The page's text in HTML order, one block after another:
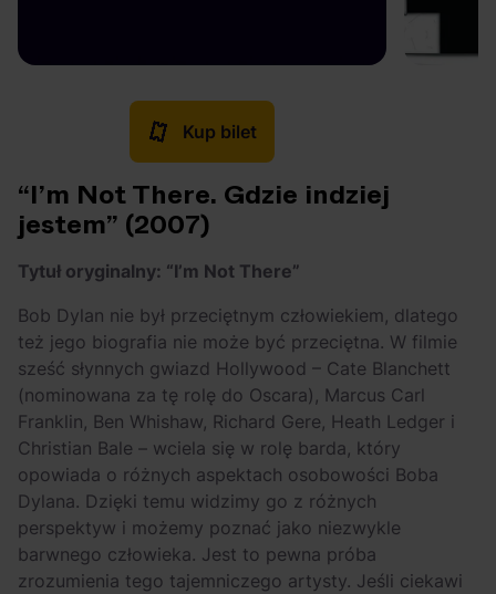
Kup bilet
“I’m Not There. Gdzie indziej
jestem” (2007)
Tytuł oryginalny: “I’m Not There”
Bob Dylan nie był przeciętnym człowiekiem, dlatego
też jego biografia nie może być przeciętna. W filmie
sześć słynnych gwiazd Hollywood – Cate Blanchett
(nominowana za tę rolę do Oscara), Marcus Carl
Franklin, Ben Whishaw, Richard Gere, Heath Ledger i
Christian Bale – wciela się w rolę barda, który
opowiada o różnych aspektach osobowości Boba
Dylana. Dzięki temu widzimy go z różnych
perspektyw i możemy poznać jako niezwykle
barwnego człowieka. Jest to pewna próba
zrozumienia tego tajemniczego artysty. Jeśli ciekawi